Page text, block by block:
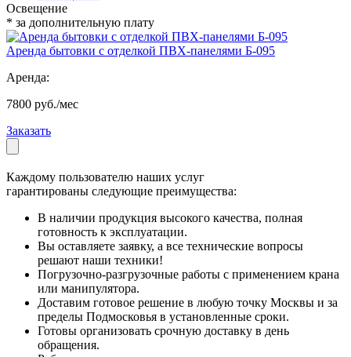
Освещение
* за дополнительную плату
Аренда бытовки с отделкой ПВХ-панелями Б-095
Аренда:
7800 руб./мес
Заказать
Каждому пользователю наших услуг
гарантированы следующие преимущества:
В наличии продукция высокого качества, полная
готовность к эксплуатации.
Вы оставляете заявку, а все технические вопросы
решают наши техники!
Погрузочно-разгрузочные работы с применением крана
или манипулятора.
Доставим готовое решение в любую точку Москвы и за
пределы Подмосковья в установленные сроки.
Готовы организовать срочную доставку в день
обращения.